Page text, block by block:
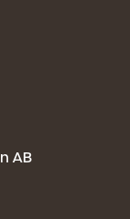
AB